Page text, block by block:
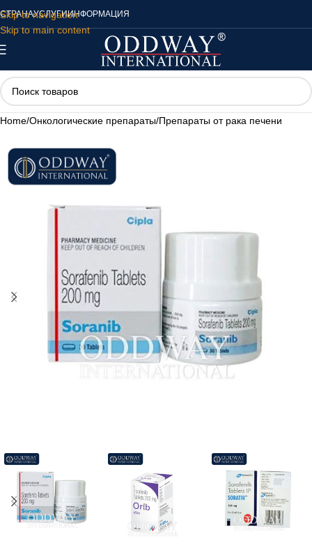
Skip to navigation
Skip to main content
СТРАНАУСЛУГИИНФОРМАЦИЯ
Home/Онкологические препараты/Препараты от рака печени